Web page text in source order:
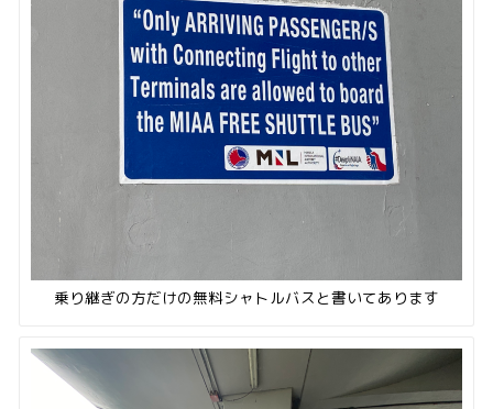
乗り継ぎの方だけの無料シャトルバスと書いてあります